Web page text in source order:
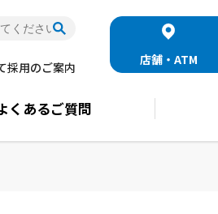
店舗・ATM
くあるご質問
採用のご案内